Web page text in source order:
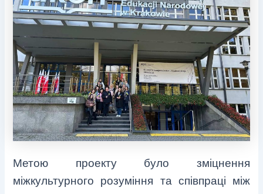
Метою проекту було зміцнення
міжкультурного розуміння та співпраці між